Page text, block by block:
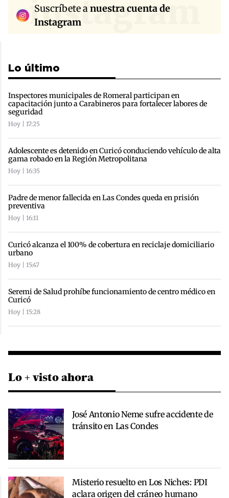
instagram
Suscríbete anuestra cuenta de
Instagram
Lo último
Inspectores municipales de Romeral participan en
capacitación junto a Carabineros para fortalecer labores de
seguridad
Hoy | 17:25
Adolescente es detenido en Curicó conduciendo vehículo de alta
gama robado en la Región Metropolitana
Hoy | 16:35
Padre de menor fallecida en Las Condes queda en prisión
preventiva
Hoy | 16:11
Curicó alcanza el 100% de cobertura en reciclaje domiciliario
urbano
Hoy | 15:47
Seremi de Salud prohíbe funcionamiento de centro médico en
Curicó
Hoy | 15:28
Lo + visto ahora
José Antonio Neme sufre accidente de
tránsito en Las Condes
Misterio resuelto en Los Niches: PDI
aclara origen del cráneo humano